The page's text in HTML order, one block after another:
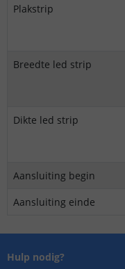
Plakstrip
Breedte led strip
Dikte led strip
Aansluiting begin
Aansluiting einde
Hulp nodig?